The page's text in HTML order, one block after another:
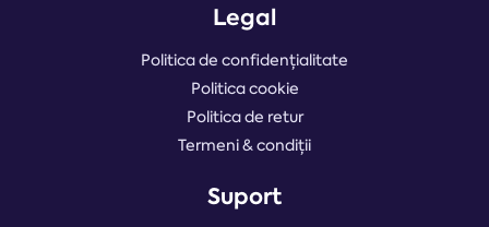
Legal
Politica de confidențialitate
Politica cookie
Politica de retur
Termeni & condiții
Suport